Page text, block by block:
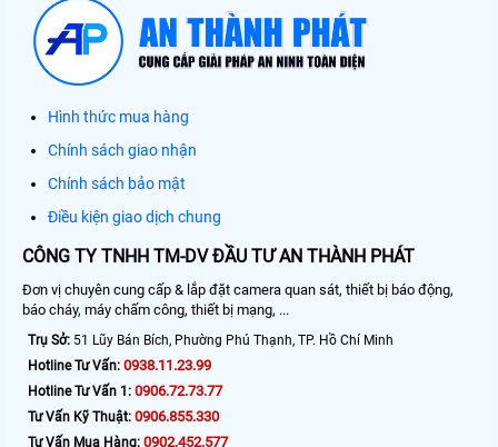
Hình thức mua hàng
Chính sách giao nhận
Chính sách bảo mật
Điều kiện giao dịch chung
CÔNG TY TNHH TM-DV ĐẦU TƯ AN THÀNH PHÁT
Đơn vị chuyên cung cấp & lắp đặt camera quan sát, thiết bị báo động,
báo cháy, máy chấm công, thiết bị mạng, ...
Trụ Sở: 51 Lũy Bán Bích, Phường Phú Thạnh, TP. Hồ Chí Minh
Hotline Tư Vấn: 0938.11.23.99
Hotline Tư Vấn 1: 0906.72.73.77
Tư Vấn Kỹ Thuật: 0906.855.330
Tư Vấn Mua Hàng: 0902.452.577